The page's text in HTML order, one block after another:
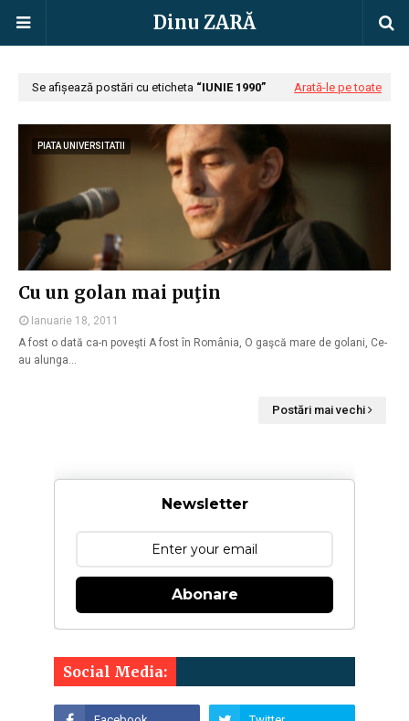
Dinu ZARĂ
Se afișează postări cu eticheta IUNIE 1990 Arată-le pe toate
PIATA UNIVERSITATII
Cu un golan mai puţin
Ianuarie 18, 2011
A fost o dată ca-n poveşti A fost în România, O gaşcă mare de golani, Ce-
au alunga…
Postări mai vechi
Newsletter
Abonare
Social Media: